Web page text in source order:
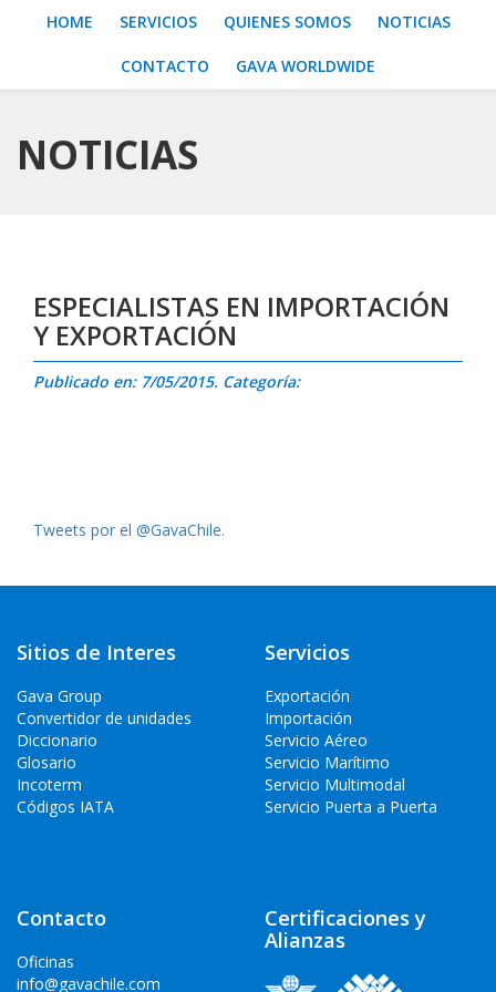
HOME SERVICIOS QUIENES SOMOS NOTICIAS
CONTACTO GAVA WORLDWIDE
NOTICIAS
ESPECIALISTAS EN IMPORTACIÓN
Y EXPORTACIÓN
Publicado en: 7/05/2015. Categoría:
Tweets por el @GavaChile.
Sitios de Interes
Gava Group
Convertidor de unidades
Diccionario
Glosario
Incoterm
Códigos IATA
Servicios
Exportación
Importación
Servicio Aéreo
Servicio Marítimo
Servicio Multimodal
Servicio Puerta a Puerta
Contacto
Oficinas
info@gavachile.com
Certificaciones y
Alianzas